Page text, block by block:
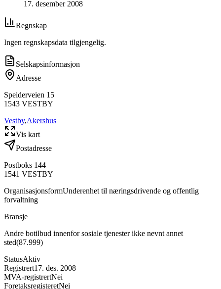
17. desember 2008
Regnskap
Ingen regnskapsdata tilgjengelig.
Selskapsinformasjon
Adresse
Speiderveien 15
1543 VESTBY
Vestby,Akershus
Vis kart
Postadresse
Postboks 144
1541 VESTBY
OrganisasjonsformUnderenhet til næringsdrivende og offentlig
forvaltning
Bransje
Andre botilbud innenfor sosiale tjenester ikke nevnt annet
sted(87.999)
StatusAktiv
Registrert17. des. 2008
MVA-registrertNei
ForetaksregisteretNei